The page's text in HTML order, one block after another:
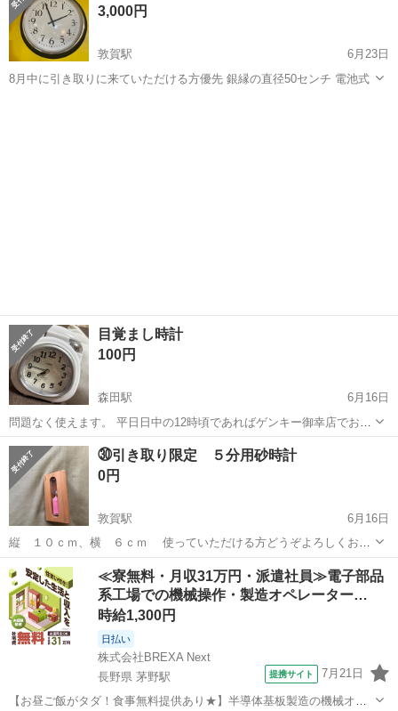
3,000円
敦賀駅
6月23日
8月中に引き取りに来ていただける方優先 銀縁の直径50センチ 電池式
目覚まし時計
100円
森田駅
6月16日
問題なく使えます。 平日日中の12時頃であればゲンキー御幸店でお取
引き可能です。
福井 福井市 森田駅 時計 ゲンキー
㉚引き取り限定 ５分用砂時計
0円
敦賀駅
6月16日
縦 １０ｃｍ、横 ６ｃｍ 使っていただける方どうぞよろしくお願
いします。 （サンちゃん）
福井 敦賀市 敦賀駅 時計 砂時計
≪寮無料・月収31万円・派遣社員≫電子部品
系工場での機械操作・製造オペレーター…
時給1,300円
日払い
株式会社BREXA Next
長野県 茅野駅
提携サイト 7月21日
【お昼ご飯がタダ！食事無料提供あり★】半導体基板製造の機械オペ